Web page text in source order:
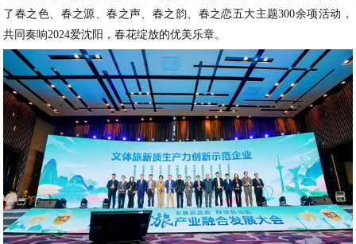
了春之色、春之源、春之声、春之韵、春之恋五大主题300余项活动，
共同奏响2024爱沈阳，春花绽放的优美乐章。